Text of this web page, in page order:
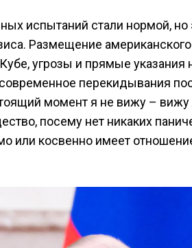
испытаний стали нормой, но
Размещение американского
угрозы и прямые указания
перекидывания
момент я не вижу –
посему нет никаких
или косвенно имеет